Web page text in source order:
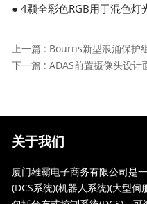
● 4颗全彩色RGB用于混色灯
下一篇 : ADAS前置摄像头设计
关于我们
厦门雄霸电子商务有限公司是
(DCS系统)(机器人系统)(大型